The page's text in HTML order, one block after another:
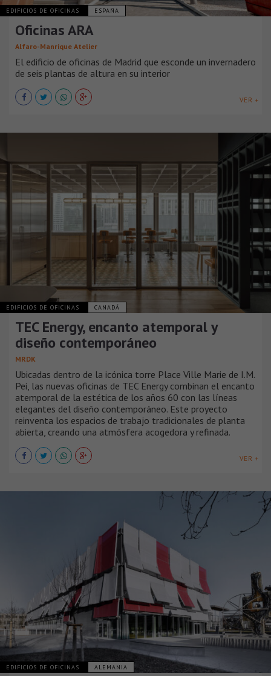
EDIFICIOS DE OFICINAS ESPAÑA
Oficinas ARA
Alfaro-Manrique Atelier
El edificio de oficinas de Madrid que esconde un invernadero
de seis plantas de altura en su interior
VER +
EDIFICIOS DE OFICINAS CANADÁ
TEC Energy, encanto atemporal y
diseño contemporáneo
MRDK
Ubicadas dentro de la icónica torre Place Ville Marie de I.M.
Pei, las nuevas oficinas de TEC Energy combinan el encanto
atemporal de la estética de los años 60 con las líneas
elegantes del diseño contemporáneo. Este proyecto
reinventa los espacios de trabajo tradicionales de planta
abierta, creando una atmósfera acogedora y refinada.
VER +
EDIFICIOS DE OFICINAS ALEMANIA